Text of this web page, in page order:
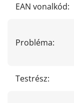
EAN vonalkód:
Probléma:
Testrész: